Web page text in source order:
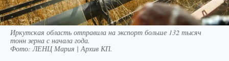
Иркутская область отправила на экспорт больше 132 тысяч
тонн зерна с начала года.
Фото:ЛЕНЦ Мария | Архив КП.